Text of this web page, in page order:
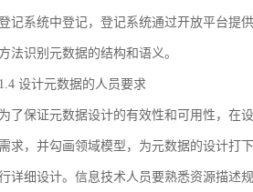
记系统中登记，登记系统通过开放平台提
法识别元数据的结构和语义。
1.4 设计元数据的人员要求
为了保证元数据设计的有效性和可用性，在
求，并勾画领域模型，为元数据的设计打
详细设计。信息技术人员要熟悉资源描述